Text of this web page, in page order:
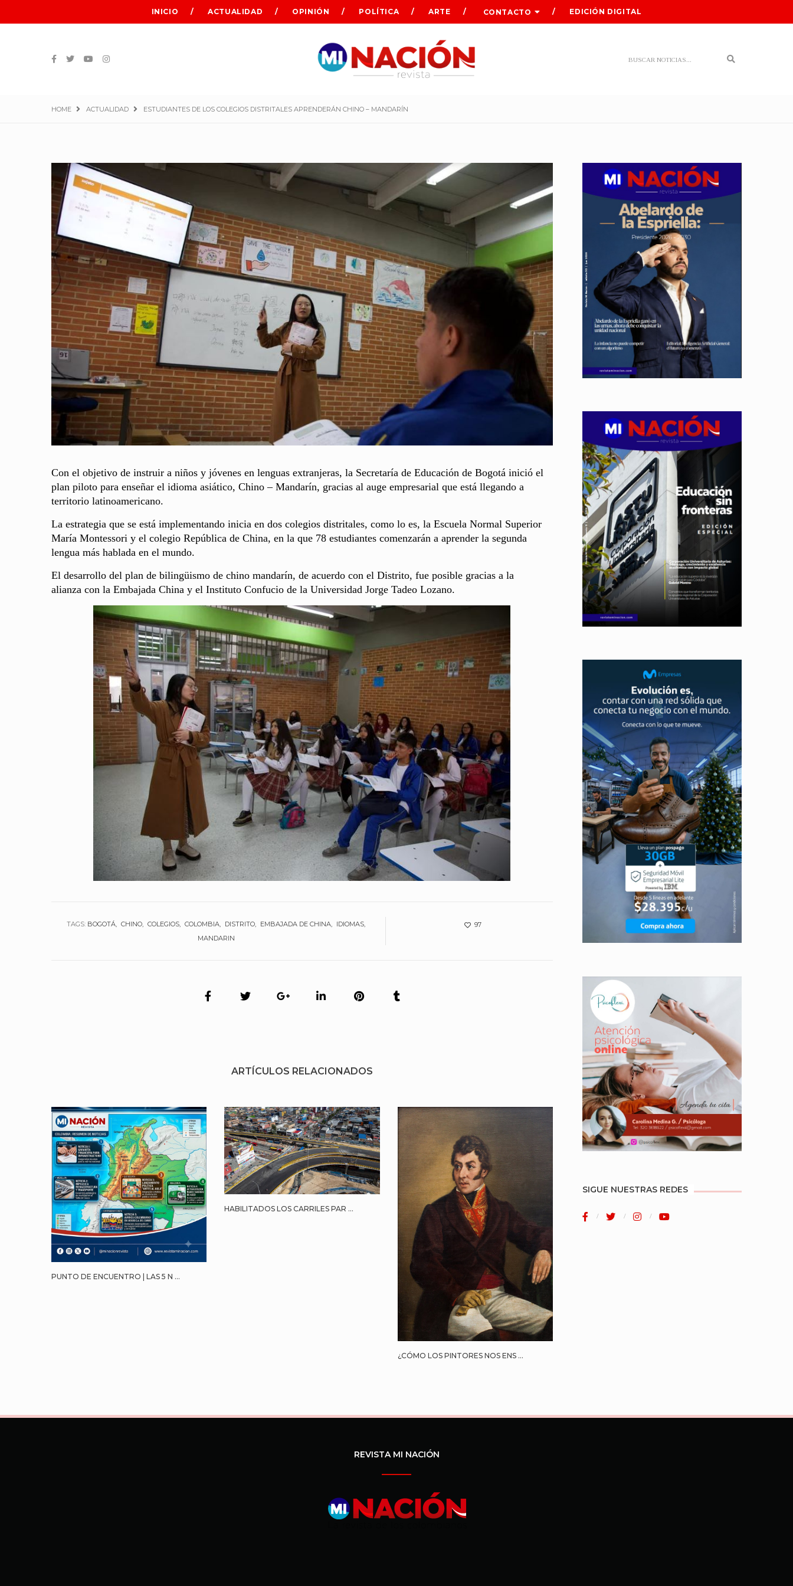
INICIO ACTUALIDAD OPINIÓN POLÍTICA ARTE CONTACTO EDICIÓN DIGITAL
Search
HOME ACTUALIDAD ESTUDIANTES DE LOS COLEGIOS DISTRITALES APRENDERÁN CHINO – MANDARÍN
Con el objetivo de instruir a niños y jóvenes en lenguas extranjeras, la Secretaría de Educación de Bogotá inició el
plan piloto para enseñar el idioma asiático, Chino – Mandarín, gracias al auge empresarial que está llegando a
territorio latinoamericano.
La estrategia que se está implementando inicia en dos colegios distritales, como lo es, la Escuela Normal Superior
María Montessori y el colegio República de China, en la que 78 estudiantes comenzarán a aprender la segunda
lengua más hablada en el mundo.
El desarrollo del plan de bilingüismo de chino mandarín, de acuerdo con el Distrito, fue posible gracias a la
alianza con la Embajada China y el Instituto Confucio de la Universidad Jorge Tadeo Lozano.
TAGS: BOGOTÁ CHINO COLEGIOS COLOMBIA DISTRITO EMBAJADA DE CHINA
IDIOMAS
MANDARIN
97
ARTÍCULOS RELACIONADOS
PUNTO DE ENCUENTRO | LAS 5 N ...
HABILITADOS LOS CARRILES PAR ...
¿CÓMO LOS PINTORES NOS ENS ...
SIGUE NUESTRAS REDES
REVISTA MI NACIÓN